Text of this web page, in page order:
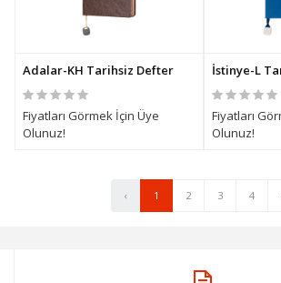
Adalar-KH Tarihsiz Defter
Fiyatları Görmek İçin Üye
Olunuz!
İstinye-L
Fiyatları
Olunuz!
‹ 1 2 3 4